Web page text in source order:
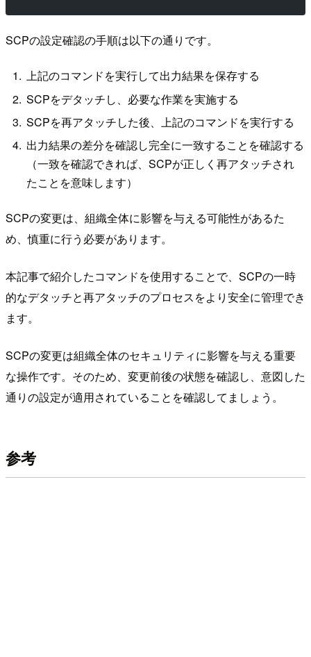
SCPの設定確認の手順は以下の通りです。
上記のコマンドを実行して出力結果を保存する
SCPをデタッチし、必要な作業を実施する
SCPを再アタッチした後、上記のコマンドを実行する
出力結果の差分を確認し完全に一致することを確認する
（一致を確認できれば、SCPが正しく再アタッチされ
たことを意味します）
SCPの変更は、組織全体に影響を与える可能性があるた
め、慎重に行う必要があります。
本記事で紹介したコマンドを使用することで、SCPの一時
的なデタッチと再アタッチのプロセスをより安全に管理でき
ます。
SCPの変更は組織全体のセキュリティに影響を与える重要
な操作です。そのため、変更前後の状態を確認し、意図した
通りの設定が適用されていることを確認してましょう。
参考